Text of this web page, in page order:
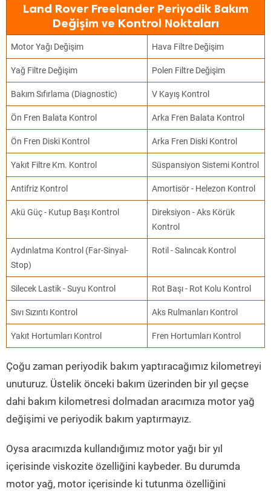
Land Rover Freelander Periyodik Bakım
Değişim ve Kontrol Noktaları
Motor Yağı Değişim Hava Filtre Değişim
Yağ Filtre Değişim Polen Filtre Değişim
Bakım Sıfırlama (Diagnostic) V Kayış Kontrol
Ön Fren Balata Kontrol Arka Fren Balata Kontrol
Ön Fren Diski Kontrol Arka Fren Diski Kontrol
Yakıt Filtre Km. Kontrol Süspansiyon Sistemi Kontrol
Antifriz Kontrol Amortisör - Helezon Kontrol
Akü Güç - Kutup Başı Kontrol
Direksiyon - Aks Körük
Kontrol
Aydınlatma Kontrol (Far-Sinyal-
Stop)
Rotil - Salıncak Kontrol
Silecek Lastik - Suyu Kontrol Rot Başı - Rot Kolu Kontrol
Sıvı Sızıntı Kontrol Aks Rulmanları Kontrol
Yakıt Hortumları Kontrol Fren Hortumları Kontrol
Çoğu zaman periyodik bakım yaptıracağımız kilometreyi
unuturuz. Üstelik önceki bakım üzerinden bir yıl geçse
dahi bakım kilometresi dolmadan aracımıza motor yağ
değişimi ve periyodik bakım yaptırmayız.
Oysa aracımızda kullandığımız motor yağı bir yıl
içerisinde viskozite özelliğini kaybeder. Bu durumda
motor yağ, motor içerisinde ki tutunma özelliğini